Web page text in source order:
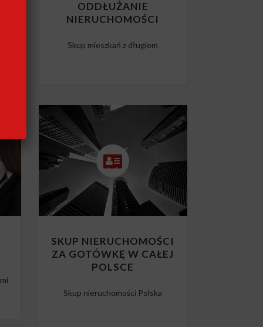
ODDŁUŻANIE
NIERUCHOMOŚCI
Skup mieszkań z długiem
SKUP NIERUCHOMOŚCI
ZA GOTÓWKĘ W CAŁEJ
POLSCE
Skup nieruchomości Polska